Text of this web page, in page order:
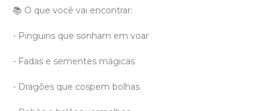
📚 O que você vai encontrar:
- Pinguins que sonham em voar
- Fadas e sementes mágicas
- Dragões que cospem bolhas